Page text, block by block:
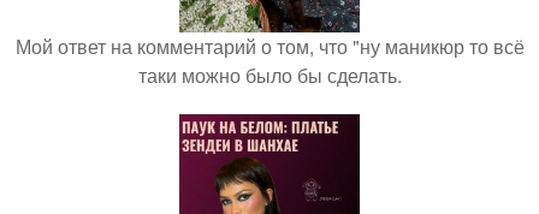
Мой ответ на комментарий о том, что "ну маникюр то всё
таки можно было бы сделать.